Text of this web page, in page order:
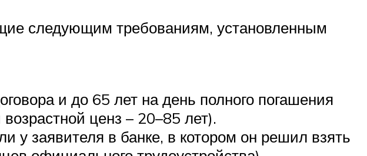
следующим требованиям, установленным
и до 65 лет на день полного погашения
ценз – 20–85 лет).
у заявителя в банке, в котором он решил взять